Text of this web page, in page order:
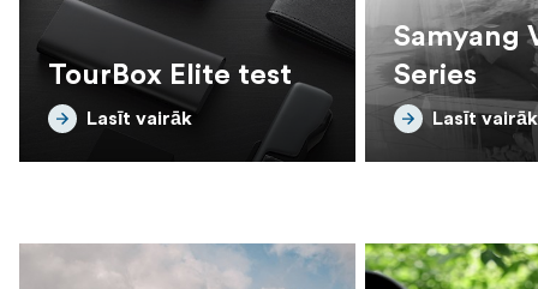
TourBox Elite test
Lasīt vairāk
Samyang
Series
Lasīt vairāk